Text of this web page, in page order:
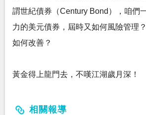
謂世紀債券（Century Bond），咱們
力的美元債券，屆時又如何風險管理
如何改善？
黃金得上龍門去，不嘆江湖歲月深！
相關報導